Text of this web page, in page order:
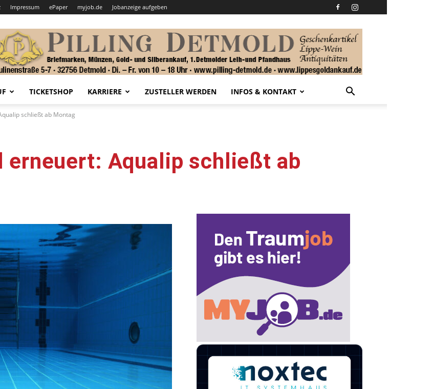
Impressum ePaper myjob.de Jobanzeige aufgeben
TICKETSHOP KARRIERE ZUSTELLER WERDEN INFOS & KONTAKT
schließt ab Montag
erneuert: Aqualip schließt ab